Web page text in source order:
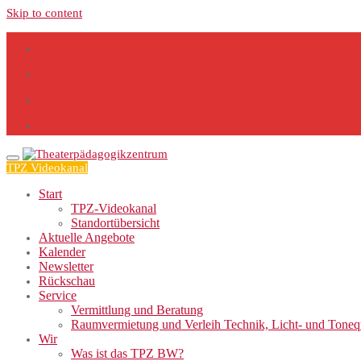
Skip to content
TPZ Videokanal
Start
TPZ-Videokanal
Standortübersicht
Aktuelle Angebote
Kalender
Newsletter
Rückschau
Service
Vermittlung und Beratung
Raumvermietung und Verleih Technik, Licht- und
Wir
Was ist das TPZ BW?